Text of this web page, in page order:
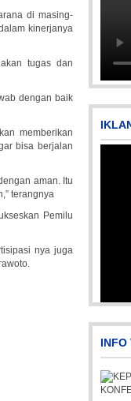
di masing-
kinerjanya
tugas dan
dengan baik
memberikan
bisa berjalan
aman. Itu
terangnya
Pemilu
nya juga
INFO